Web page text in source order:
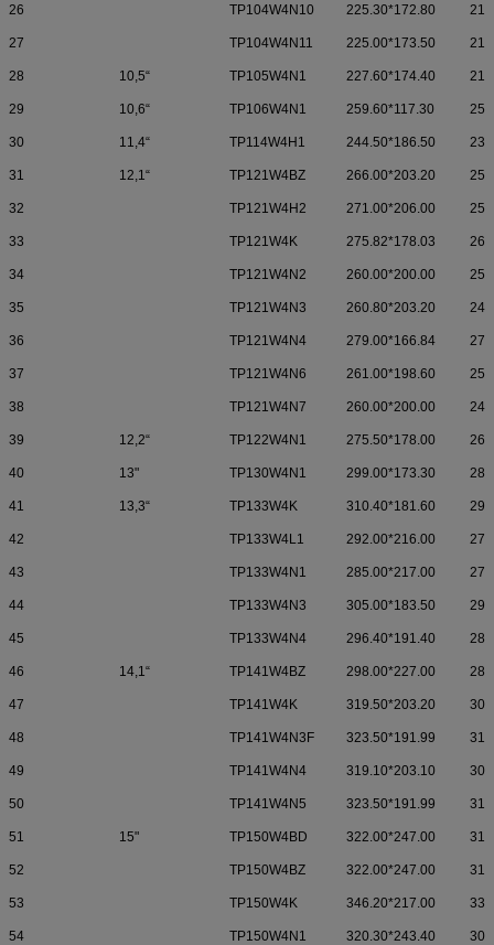
26 TP104W4N10 225.30*172.80
27 TP104W4N11 225.00*173.50
28 10,5“ TP105W4N1 227.60*174.40
29 10,6“ TP106W4N1 259.60*117.30
30 11,4“ TP114W4H1 244.50*186.50
31 12,1“ TP121W4BZ 266.00*203.20
32 TP121W4H2 271.00*206.00
33 TP121W4K 275.82*178.03
34 TP121W4N2 260.00*200.00
35 TP121W4N3 260.80*203.20
36 TP121W4N4 279.00*166.84
37 TP121W4N6 261.00*198.60
38 TP121W4N7 260.00*200.00
39 12,2“ TP122W4N1 275.50*178.00
40 13" TP130W4N1 299.00*173.30
41 13,3“ TP133W4K 310.40*181.60
42 TP133W4L1 292.00*216.00
43 TP133W4N1 285.00*217.00
44 TP133W4N3 305.00*183.50
45 TP133W4N4 296.40*191.40
46 14,1“ TP141W4BZ 298.00*227.00
47 TP141W4K 319.50*203.20
48 TP141W4N3F 323.50*191.99
49 TP141W4N4 319.10*203.10
50 TP141W4N5 323.50*191.99
51 15" TP150W4BD 322.00*247.00
52 TP150W4BZ 322.00*247.00
53 TP150W4K 346.20*217.00
54 TP150W4N1 320.30*243.40